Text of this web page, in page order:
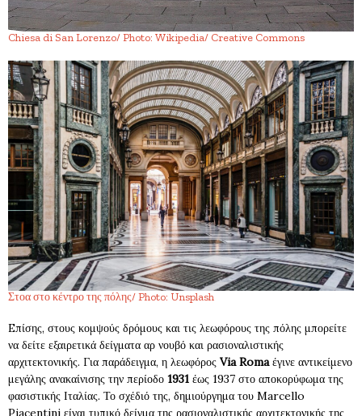
Chiesa di San Lorenzo/ Photo: Wikipedia/ Creative Commons
Στοα στο κέντρο της πόλης/ Photo: Unsplash
Eπίσης, στους κομψούς δρόμους και τις λεωφόρους της πόλης μπορείτε
να δείτε εξαιρετικά δείγματα αρ νουβό και ρασιοναλιστικής
αρχιτεκτονικής. Για παράδειγμα, η λεωφόρος Via Romaέγινε αντικείμενο
μεγάλης ανακαίνισης την περίοδο 1931 έως 1937 στο αποκορύφωμα της
φασιστικής Ιταλίας. Το σχέδιό της, δημιούργημα του Marcello
Piacentini είναι τυπικό δείγμα της ρασιοναλιστικής αρχιτεκτονικής της